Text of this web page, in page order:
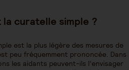
curatelle simple ?
est la plus légère des mesures de
peu fréquemment prononcée. Dans
les aidants peuvent-ils l’envisager